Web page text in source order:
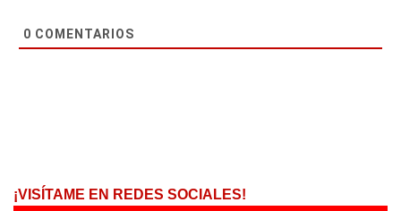
0 COMENTARIOS
¡VISÍTAME EN REDES SOCIALES!